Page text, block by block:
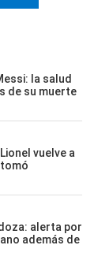
la salud
de su muerte
vuelve a
alerta por
además de